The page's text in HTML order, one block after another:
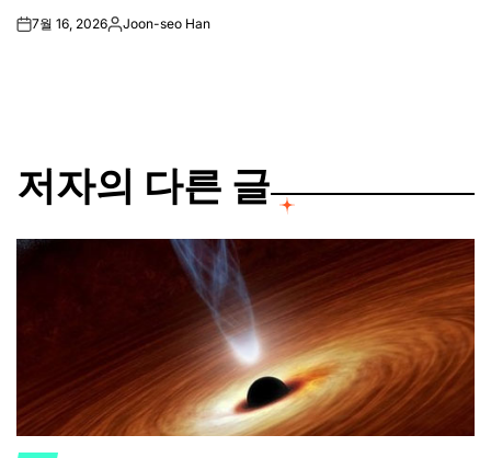
on7월 16, 2026Posted
Joon-seo Han
저자의 다른 글